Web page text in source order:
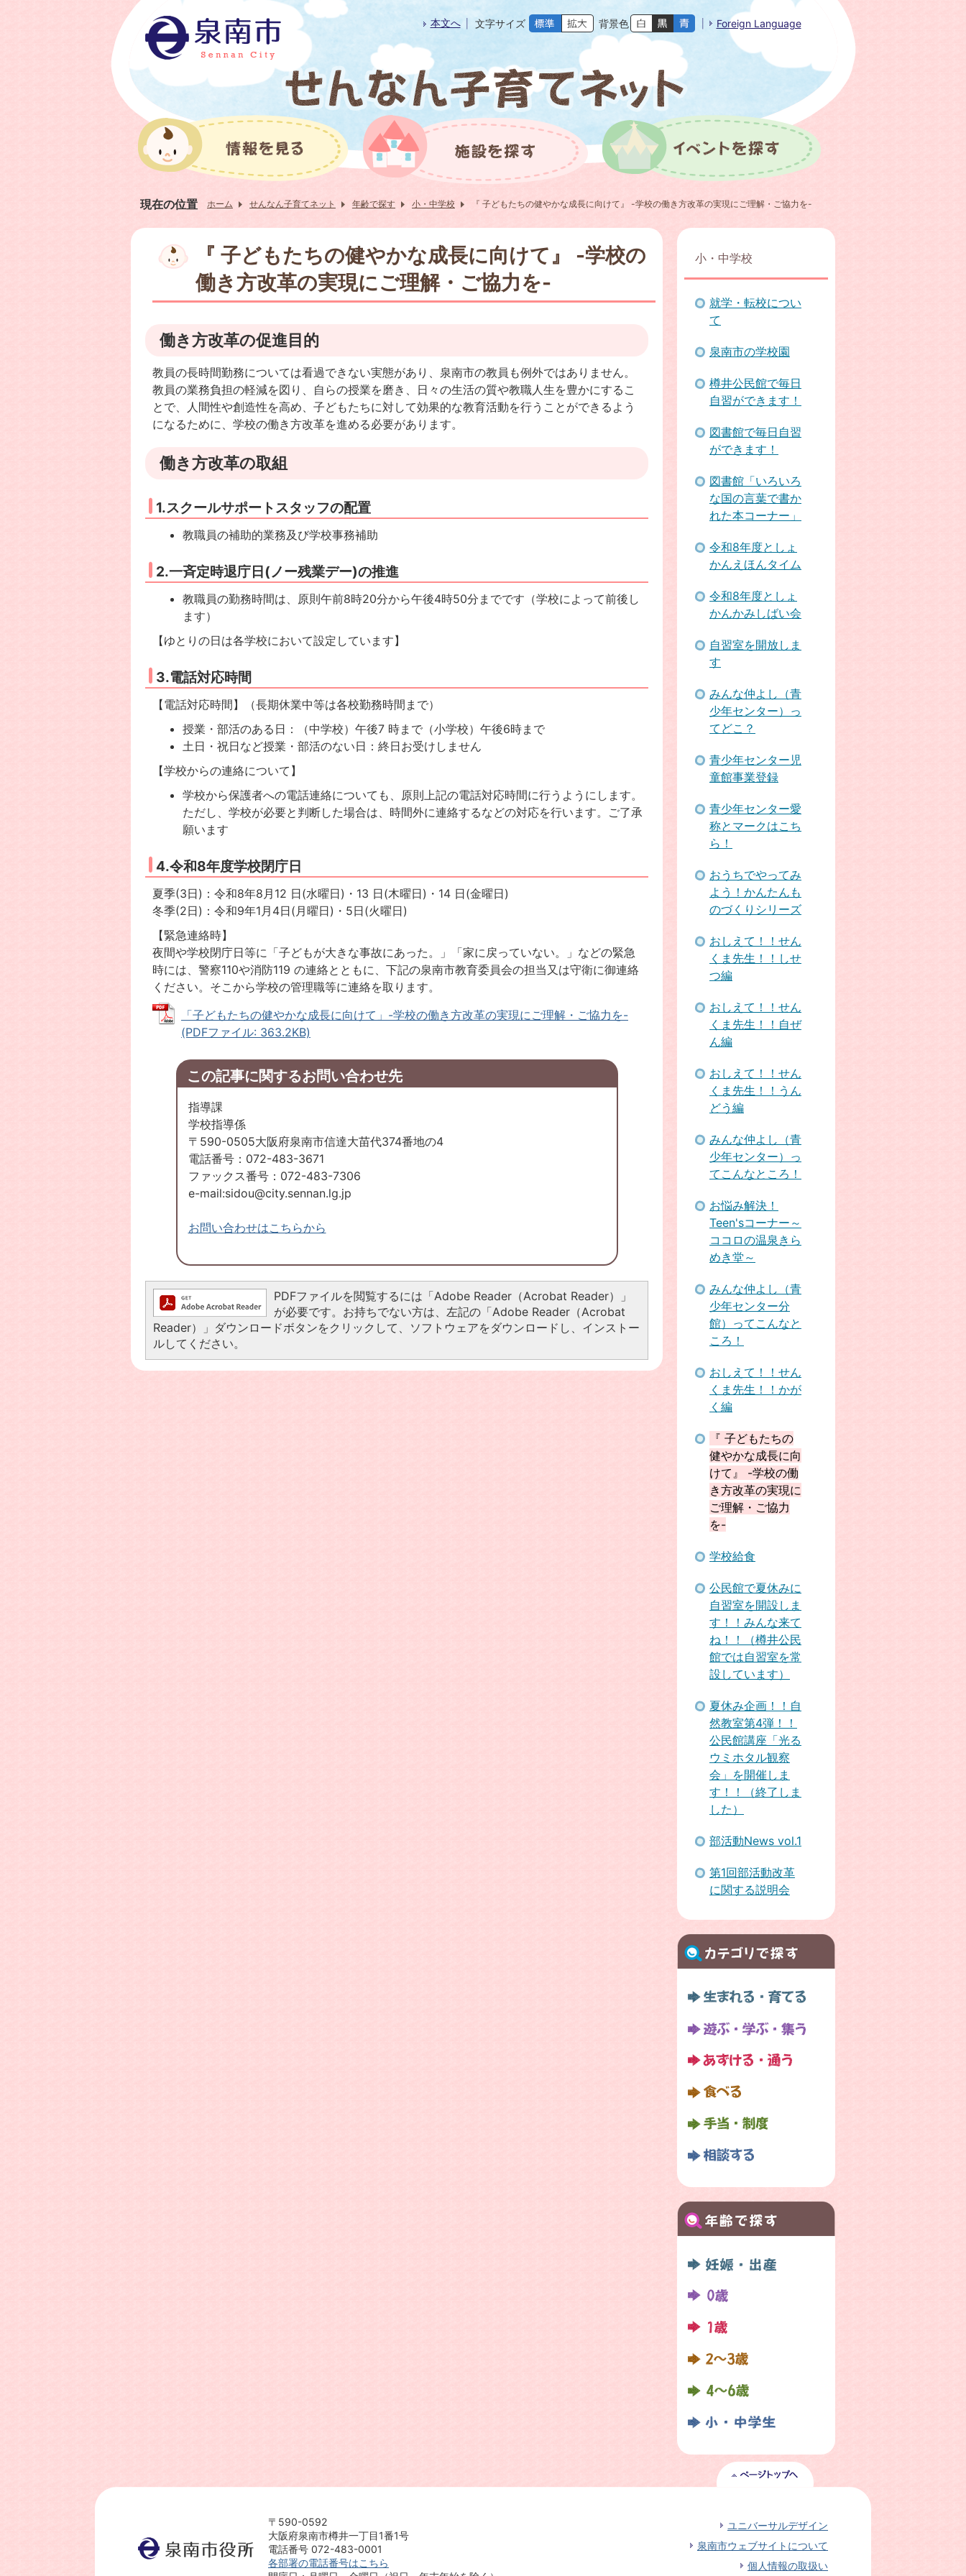
本文へ 文字サイズ 背景色 Foreign Language
現在の位置 ホーム せんなん子育てネット 年齢で探す 小・中学校 『 子どもたちの健やかな成長に向けて』 -学校の働き方改革の実現にご理解・ご協力を-
『 子どもたちの健やかな成長に向けて』 -学校の
働き方改革の実現にご理解・ご協力を-
働き方改革の促進目的
教員の長時間勤務については看過できない実態があり、泉南市の教員も例外ではありません。
教員の業務負担の軽減を図り、自らの授業を磨き、日々の生活の質や教職人生を豊かにするこ
とで、人間性や創造性を高め、子どもたちに対して効果的な教育活動を行うことができるよう
になるために、学校の働き方改革を進める必要があります。
働き方改革の取組
1.スクールサポートスタッフの配置
教職員の補助的業務及び学校事務補助
2.一斉定時退庁日(ノー残業デー)の推進
教職員の勤務時間は、原則午前8時20分から午後4時50分までです（学校によって前後し
ます）
【ゆとりの日は各学校において設定しています】
3.電話対応時間
【電話対応時間】（長期休業中等は各校勤務時間まで）
授業・部活のある日：（中学校）午後7 時まで（小学校）午後6時まで
土日・祝日など授業・部活のない日：終日お受けしません
【学校からの連絡について】
学校から保護者への電話連絡についても、原則上記の電話対応時間に行うようにします。
ただし、学校が必要と判断した場合は、時間外に連絡するなどの対応を行います。ご了承
願います
4.令和8年度学校閉庁日
夏季(3日)：令和8年8月12 日(水曜日)・13 日(木曜日)・14 日(金曜日)
冬季(2日)：令和9年1月4日(月曜日)・5日(火曜日)
【緊急連絡時】
夜間や学校閉庁日等に「子どもが大きな事故にあった。」「家に戻っていない。」などの緊急
時には、警察110や消防119 の連絡とともに、下記の泉南市教育委員会の担当又は守衛に御連絡
ください。そこから学校の管理職等に連絡を取ります。
「子どもたちの健やかな成長に向けて」-学校の働き方改革の実現にご理解・ご協力を-
(PDFファイル: 363.2KB)
この記事に関するお問い合わせ先
指導課
学校指導係
〒590-0505大阪府泉南市信達大苗代374番地の4
電話番号：072-483-3671
ファックス番号：072-483-7306
e-mail:sidou@city.sennan.lg.jp
お問い合わせはこちらから
PDFファイルを閲覧するには「Adobe Reader（Acrobat Reader）」
が必要です。お持ちでない方は、左記の「Adobe Reader（Acrobat
Reader）」ダウンロードボタンをクリックして、ソフトウェアをダウンロードし、インストー
ルしてください。
小・中学校
就学・転校につい
て
泉南市の学校園
樽井公民館で毎日
自習ができます！
図書館で毎日自習
ができます！
図書館「いろいろ
な国の言葉で書か
れた本コーナー」
令和8年度としょ
かんえほんタイム
令和8年度としょ
かんかみしばい会
自習室を開放しま
す
みんな仲よし（青
少年センター）っ
てどこ？
青少年センター児
童館事業登録
青少年センター愛
称とマークはこち
ら！
おうちでやってみ
よう！かんたんも
のづくりシリーズ
おしえて！！せん
くま先生！！しせ
つ編
おしえて！！せん
くま先生！！自ぜ
ん編
おしえて！！せん
くま先生！！うん
どう編
みんな仲よし（青
少年センター）っ
てこんなところ！
お悩み解決！
Teen'sコーナー～
ココロの温泉きら
めき堂～
みんな仲よし（青
少年センター分
館）ってこんなと
ころ！
おしえて！！せん
くま先生！！かが
く編
『 子どもたちの
健やかな成長に向
けて』 -学校の働
き方改革の実現に
ご理解・ご協力
を-
学校給食
公民館で夏休みに
自習室を開設しま
す！！みんな来て
ね！！（樽井公民
館では自習室を常
設しています）
夏休み企画！！自
然教室第4弾！！
公民館講座「光る
ウミホタル観察
会」を開催しま
す！！（終了しま
した）
部活動News vol.1
第1回部活動改革
に関する説明会
〒590-0592
大阪府泉南市樽井一丁目1番1号
電話番号 072-483-0001
各部署の電話番号はこちら
ユニバーサルデザイン
泉南市ウェブサイトについて
個人情報の取扱い